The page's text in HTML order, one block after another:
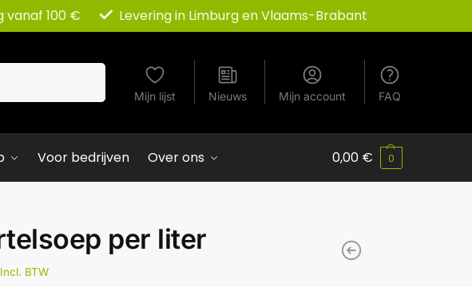
vanaf 100 € Levering in Limburg en Vlaams-Brabant
Mijn lijst Nieuws Mijn account FAQ
Voor bedrijven Over ons 0,00 € 0
per liter
Incl. BTW